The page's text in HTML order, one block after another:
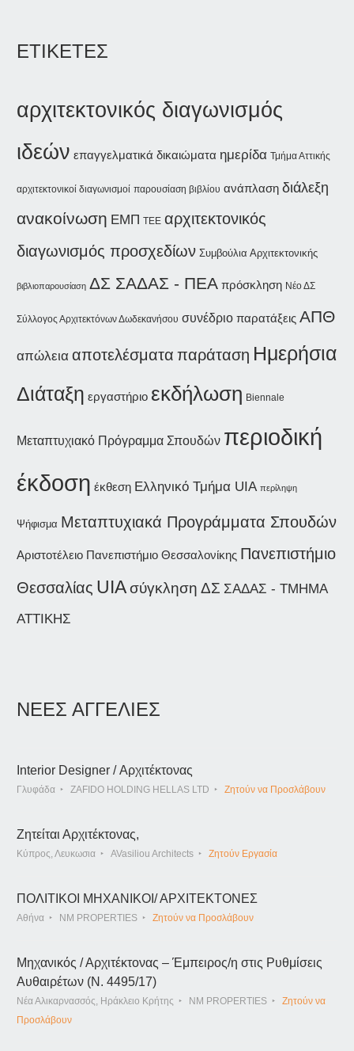
ΕΤΙΚΕΤΕΣ
αρχιτεκτονικός διαγωνισμός
ιδεών επαγγελματικά δικαιώματα ημερίδα Τμήμα Αττικής
αρχιτεκτονικοί διαγωνισμοί παρουσίαση βιβλίου ανάπλαση διάλεξη
ανακοίνωση ΕΜΠ ΤΕΕ αρχιτεκτονικός
διαγωνισμός προσχεδίων Συμβούλια Αρχιτεκτονικής
βιβλιοπαρουσίαση ΔΣ ΣΑΔΑΣ - ΠΕΑ πρόσκληση Νέο ΔΣ
Σύλλογος Αρχιτεκτόνων Δωδεκανήσου συνέδριο παρατάξεις ΑΠΘ
απώλεια αποτελέσματα παράταση Ημερήσια
Διάταξη εργαστήριο εκδήλωση Biennale
Μεταπτυχιακό Πρόγραμμα Σπουδών περιοδική
έκδοση έκθεση Ελληνικό Τμήμα UIA περίληψη
Ψήφισμα Μεταπτυχιακά Προγράμματα Σπουδών
Αριστοτέλειο Πανεπιστήμιο Θεσσαλονίκης Πανεπιστήμιο
Θεσσαλίας UIA σύγκληση ΔΣ ΣΑΔΑΣ - ΤΜΗΜΑ
ΑΤΤΙΚΗΣ
ΝΕΕΣ ΑΓΓΕΛΙΕΣ
Interior Designer / Αρχιτέκτονας
Γλυφάδα ZAFIDO HOLDING HELLAS LTD Ζητούν να Προσλάβουν
Ζητείται Αρχιτέκτονας,
Κύπρος, Λευκωσια AVasiliou Architects Ζητούν Εργασία
ΠΟΛΙΤΙΚΟΙ ΜΗΧΑΝΙΚΟΙ/ ΑΡΧΙΤΕΚΤΟΝΕΣ
Αθήνα NM PROPERTIES Ζητούν να Προσλάβουν
Μηχανικός / Αρχιτέκτονας – Έμπειρος/η στις Ρυθμίσεις
Αυθαιρέτων (Ν. 4495/17)
Νέα Αλικαρνασσός, Ηράκλειο Κρήτης NM PROPERTIES
Ζητούν να
Προσλάβουν